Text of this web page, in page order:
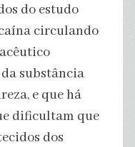
do estudo
circulando
substância
e que há
dificultam que
dos